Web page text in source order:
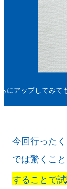
にアップしてみて
今回行った
では驚くこ
することで